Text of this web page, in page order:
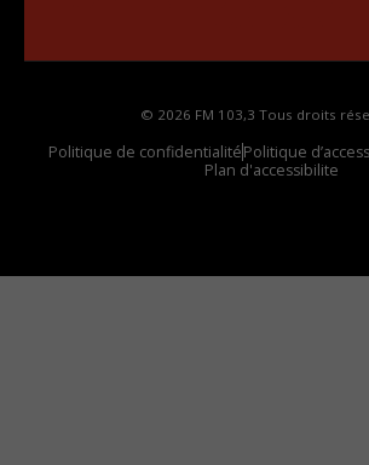
© 2026 FM 103,3 Tous droits
Politique de confidentialitéPolitique
Plan d'accessibilite